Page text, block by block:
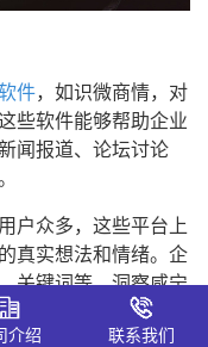
件，如识微商情，对
些软件能够帮助企业
闻报道、论坛讨论
户众多，这些平台上
真实想法和情绪。企
关键词等，洞察咸宁
介绍 联系我们